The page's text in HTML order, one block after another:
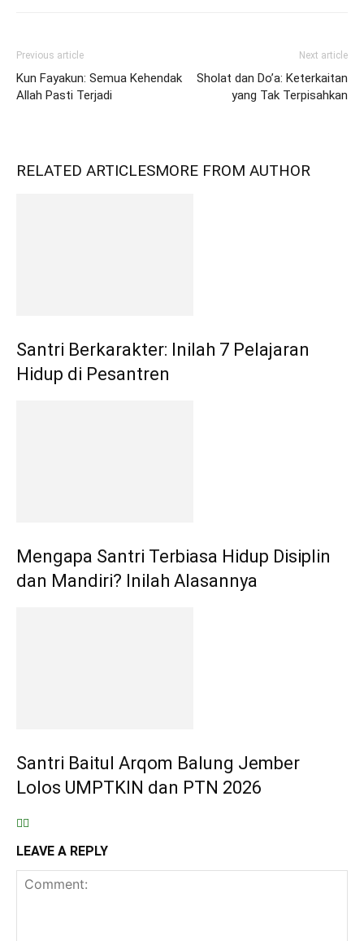
Previous article
Kun Fayakun: Semua Kehendak
Allah Pasti Terjadi
Next article
Sholat dan Do’a: Keterkaitan
yang Tak Terpisahkan
RELATED ARTICLESMORE FROM AUTHOR
Santri Berkarakter: Inilah 7 Pelajaran
Hidup di Pesantren
Mengapa Santri Terbiasa Hidup Disiplin
dan Mandiri? Inilah Alasannya
Santri Baitul Arqom Balung Jember
Lolos UMPTKIN dan PTN 2026
LEAVE A REPLY